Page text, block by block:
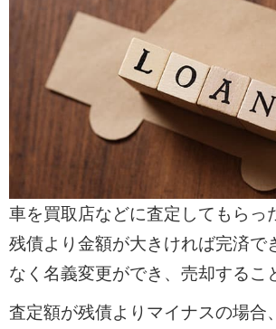
車を買取店などに査定してもらっ
残債より金額が大きければ完済で
なく名義変更ができ、売却するこ
査定額が残債よりマイナスの場合